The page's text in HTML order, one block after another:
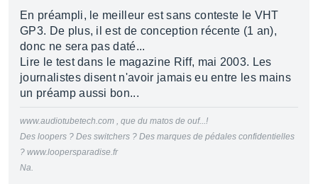
En préampli, le meilleur est sans conteste le VHT
GP3. De plus, il est de conception récente (1 an),
donc ne sera pas daté...
Lire le test dans le magazine Riff, mai 2003. Les
journalistes disent n'avoir jamais eu entre les mains
un préamp aussi bon...
www.audiotubetech.com , que du matos de ouf...!
Des loopers ? Des switchers ? Des marques de pédales confidentielles
? www.loopersparadise.fr
Na.